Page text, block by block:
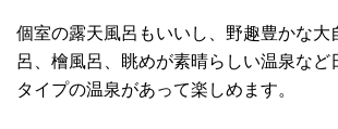
個室の露天風呂もいいし、野趣豊かな大
呂、檜風呂、眺めが素晴らしい温泉など
タイプの温泉があって楽しめます。